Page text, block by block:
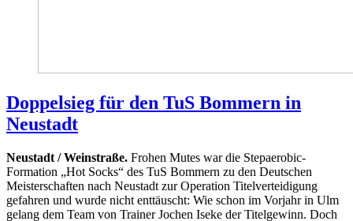
Doppelsieg für den TuS Bommern in
Neustadt
Neustadt / Weinstraße. Frohen Mutes war die Stepaerobic-
Formation „Hot Socks“ des TuS Bommern zu den Deutschen
Meisterschaften nach Neustadt zur Operation Titelverteidigung
gefahren und wurde nicht enttäuscht: Wie schon im Vorjahr in Ulm
gelang dem Team von Trainer Jochen Iseke der Titelgewinn. Doch